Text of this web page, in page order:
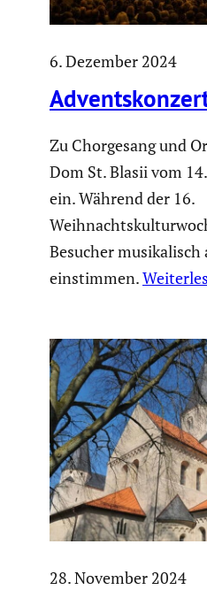
6. Dezember 2024
Zu Chorgesang und
Dom St. Blasii vom
ein. Während der 16.
Besucher musikalisch
einstimmen.
28. November 2024